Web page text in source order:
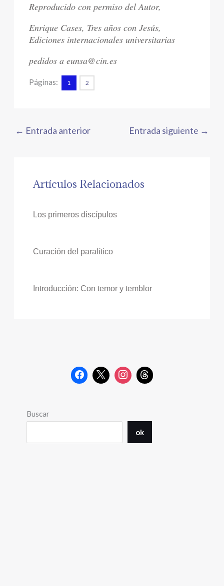
Reproducido con permiso del Autor,
Enrique Cases, Tres años con Jesús,
Ediciones internacionales universitarias
pedidos a eunsa@cin.es
Páginas: 1 2
← Entrada anterior Entrada siguiente →
Artículos Relacionados
Los primeros discípulos
Curación del paralítico
Introducción: Con temor y temblor
Buscar
ok